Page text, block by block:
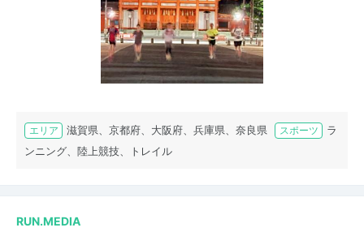
エリア 滋賀県、京都府、大阪府、兵庫県、奈良県 スポーツ
ラ
ンニング、陸上競技、トレイル
RUN.MEDIA